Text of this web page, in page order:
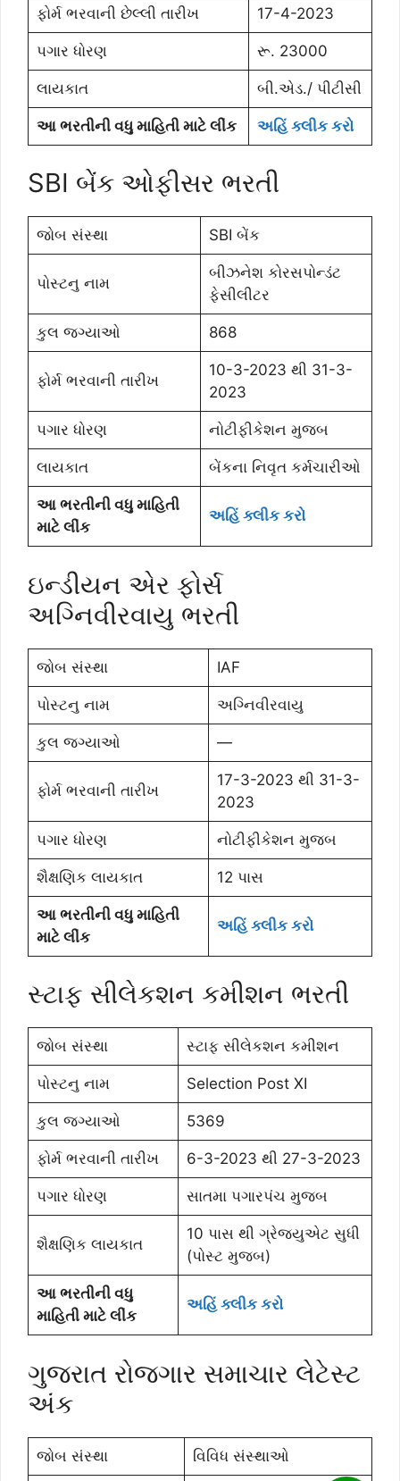
ફોર્મ ભરવાની છેલ્લી તારીખ 17-4-2023
પગાર ધોરણ રૂ. 23000
લાયકાત બી.એડ./ પીટીસી
આ ભરતીની વધુ માહિતી માટે લીંક અહિં ક્લીક કરો
SBI બેંક ઓફીસર ભરતી
જોબ સંસ્થા SBI બેંક
પોસ્ટનુ નામ
બીઝનેશ કોરસપોન્ડંટ
ફેસીલીટર
કુલ જગ્યાઓ 868
ફોર્મ ભરવાની તારીખ
10-3-2023 થી 31-3-
2023
પગાર ધોરણ નોટીફીકેશન મુજબ
લાયકાત બેંકના નિવૃત કર્મચારીઓ
આ ભરતીની વધુ માહિતી
માટે લીંક
અહિં ક્લીક કરો
ઇન્ડીયન એર ફોર્સ
અગ્નિવીરવાયુ ભરતી
જોબ સંસ્થા IAF
પોસ્ટનુ નામ અગ્નિવીરવાયુ
કુલ જગ્યાઓ —
ફોર્મ ભરવાની તારીખ
17-3-2023 થી 31-3-
2023
પગાર ધોરણ નોટીફીકેશન મુજબ
શૈક્ષણિક લાયકાત 12 પાસ
આ ભરતીની વધુ માહિતી
માટે લીંક
અહિં ક્લીક કરો
સ્ટાફ સીલેકશન કમીશન ભરતી
જોબ સંસ્થા સ્ટાફ સીલેકશન કમીશન
પોસ્ટનુ નામ Selection Post XI
કુલ જગ્યાઓ 5369
ફોર્મ ભરવાની તારીખ 6-3-2023 થી 27-3-2023
પગાર ધોરણ સાતમા પગારપંચ મુજબ
શૈક્ષણિક લાયકાત
10 પાસ થી ગ્રેજ્યુએટ સુધી
(પોસ્ટ મુજબ)
આ ભરતીની વધુ
માહિતી માટે લીંક
અહિં ક્લીક કરો
ગુજરાત રોજગાર સમાચાર લેટેસ્ટ
અંક
જોબ સંસ્થા વિવિધ સંસ્થાઓ